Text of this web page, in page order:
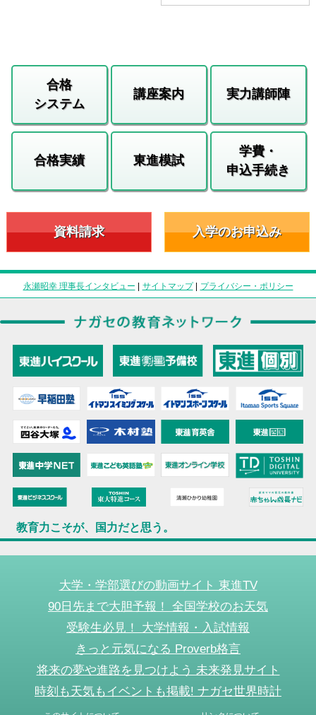
合格
システム
講座案内 実力講師陣
合格実績 東進模試
学費・
申込手続き
資料請求 入学のお申込み
永瀬昭幸 理事長インタビュー | サイトマップ| プライバシー・ポリシー
教育力こそが、国力だと思う。
大学・学部選びの動画サイト 東進TV
90日先まで大胆予報！ 全国学校のお天気
受験生必見！ 大学情報・入試情報
きっと元気になる Proverb格言
将来の夢や進路を見つけよう 未来発見サイト
時刻も天気もイベントも掲載! ナガセ世界時計